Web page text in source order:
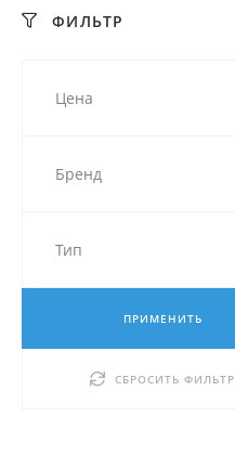
ФИЛЬТР
Цена
Бренд
Тип
ПРИМЕНИТЬ
СБРОСИТЬ ФИЛЬТР